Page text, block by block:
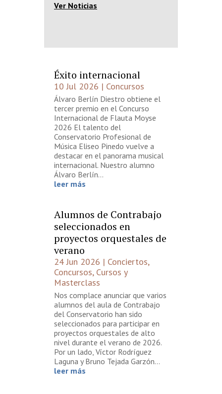
Ver Noticias
Éxito internacional
10 Jul 2026 | Concursos
Álvaro Berlín Diestro obtiene el
tercer premio en el Concurso
Internacional de Flauta Moyse
2026 El talento del
Conservatorio Profesional de
Música Eliseo Pinedo vuelve a
destacar en el panorama musical
internacional. Nuestro alumno
Álvaro Berlín...
leer más
Alumnos de Contrabajo
seleccionados en
proyectos orquestales de
verano
24 Jun 2026 | Conciertos,
Concursos, Cursos y
Masterclass
Nos complace anunciar que varios
alumnos del aula de Contrabajo
del Conservatorio han sido
seleccionados para participar en
proyectos orquestales de alto
nivel durante el verano de 2026.
Por un lado, Víctor Rodríguez
Laguna y Bruno Tejada Garzón...
leer más